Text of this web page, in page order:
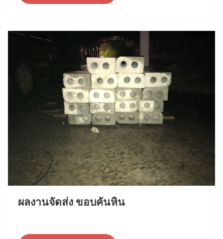
ผลงานจัดส่ง ขอบคันหิน